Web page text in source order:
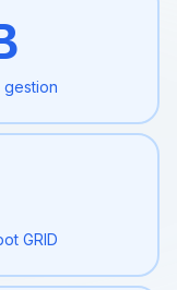
gestion
GRID